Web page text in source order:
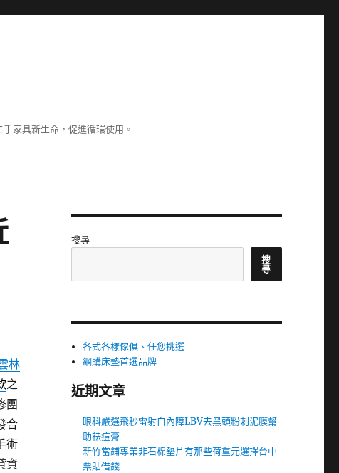
家具新生命，促進循環使用。
林
之
團
合
術
資
搜尋
搜
尋
各式各樣傢俱、任您挑選
網購床墊首選品牌
近期文章
眼科嚴選飛秒雷射白內障LBV去黑頭粉刺泥膜幫
助祛痘膏
新竹當鋪專業非石棉墊片有那些荷重元選擇台中
票貼借錢